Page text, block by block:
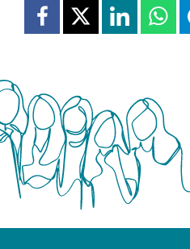
Jaa Facebookissa
Jaa X:ssäJaa Jaa